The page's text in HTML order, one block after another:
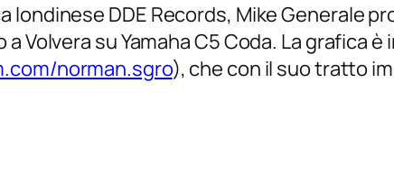
londinese DDE Records, Mike Generale
Volvera su Yamaha C5 Coda. La grafica
norman.sgro), che con il suo tratto